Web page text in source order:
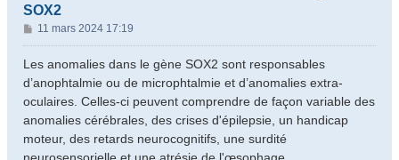
SOX2
M
e
s
g
e
11 mars 2024 17:19
Les anomalies dans le gène SOX2 sont responsables
d’anophtalmie ou de microphtalmie et d’anomalies extra-
oculaires. Celles-ci peuvent comprendre de façon variable des
anomalies cérébrales, des crises d'épilepsie, un handicap
moteur, des retards neurocognitifs, une surdité